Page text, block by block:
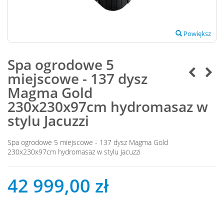
Powiększ
Spa ogrodowe 5
miejscowe - 137 dysz
Magma Gold
230x230x97cm hydromasaz w
stylu Jacuzzi
Spa ogrodowe 5 miejscowe - 137 dysz Magma Gold
230x230x97cm hydromasaz w stylu Jacuzzi
42 999,00 zł